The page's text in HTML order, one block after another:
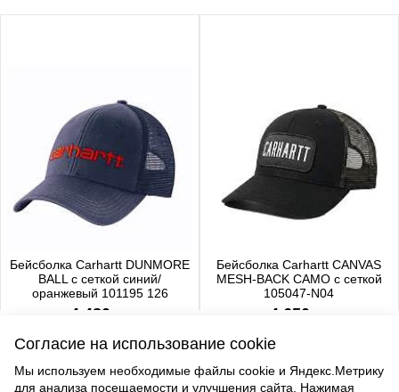
Бейсболка Carhartt DUNMORE
BALL с сеткой синий/
оранжевый 101195 126
4 480 р.
Бейсболка Carhartt CANVAS
MESH-BACK CAMO с сеткой
105047-N04
4 650 р.
Согласие на использование cookie
Мы используем необходимые файлы cookie и Яндекс.Метрику
для анализа посещаемости и улучшения сайта. Нажимая